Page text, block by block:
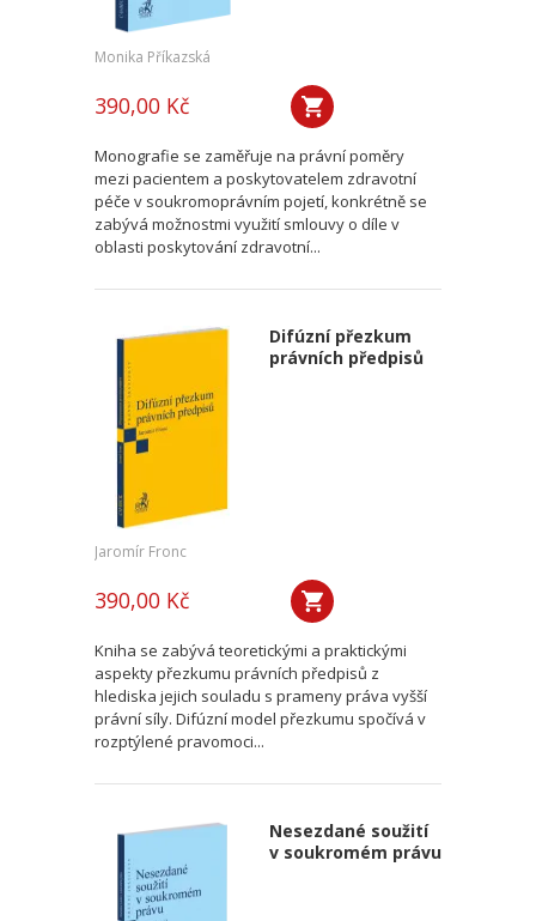
Monika Příkazská
390,00 Kč
Monografie se zaměřuje na právní poměry
mezi pacientem a poskytovatelem zdravotní
péče v soukromoprávním pojetí, konkrétně se
zabývá možnostmi využití smlouvy o díle v
oblasti poskytování zdravotní...
Difúzní přezkum
právních předpisů
Jaromír Fronc
390,00 Kč
Kniha se zabývá teoretickými a praktickými
aspekty přezkumu právních předpisů z
hlediska jejich souladu s prameny práva vyšší
právní síly. Difúzní model přezkumu spočívá v
rozptýlené pravomoci...
Nesezdané soužití
v soukromém právu